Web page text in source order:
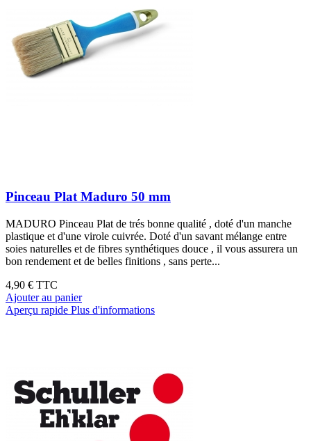
Pinceau Plat Maduro 50 mm
MADURO Pinceau Plat de trés bonne qualité , doté d'un manche
plastique et d'une virole cuivrée. Doté d'un savant mélange entre
soies naturelles et de fibres synthétiques douce , il vous assurera un
bon rendement et de belles finitions , sans perte...
4,90 € TTC
Ajouter au panier
Aperçu rapide Plus d'informations